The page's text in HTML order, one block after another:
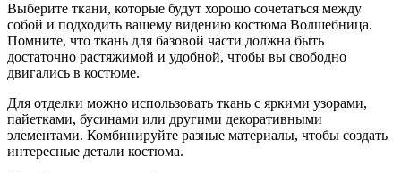
Выберите ткани, которые будут хорошо сочетаться между
собой и подходить вашему видению костюма Волшебница.
Помните, что ткань для базовой части должна быть
достаточно растяжимой и удобной, чтобы вы свободно
двигались в костюме.
Для отделки можно использовать ткань с яркими узорами,
пайетками, бусинами или другими декоративными
элементами. Комбинируйте разные материалы, чтобы создать
интересные детали костюма.